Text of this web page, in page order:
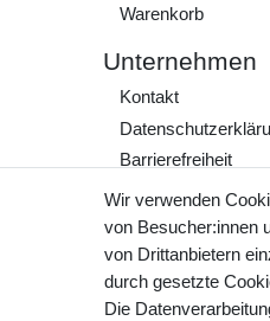
Warenkorb
Unternehmen
Kontakt
Barrierefreiheit
AGB
Impressum
Werde Teil
Community
Wir verwenden
von Besucher:innen
von Drittanbietern
durch gesetzte
Die